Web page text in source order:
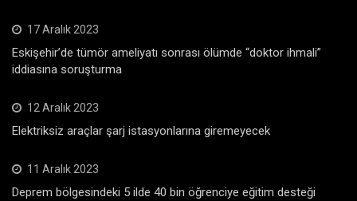
17 Aralık 2023
Eskişehir’de tümör ameliyatı sonrası ölümde “doktor ihmali”
iddiasına soruşturma
12 Aralık 2023
Elektriksiz araçlar şarj istasyonlarına giremeyecek
11 Aralık 2023
Deprem bölgesindeki 5 ilde 40 bin öğrenciye eğitim desteği